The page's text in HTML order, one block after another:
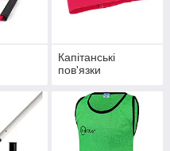
Капітанські
пов'язки